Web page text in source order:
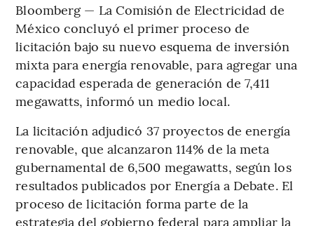
Bloomberg — La Comisión de Electricidad de
México concluyó el primer proceso de
licitación bajo su nuevo esquema de inversión
mixta para energía renovable, para agregar una
capacidad esperada de generación de 7,411
megawatts, informó un medio local.
La licitación adjudicó 37 proyectos de energía
renovable, que alcanzaron 114% de la meta
gubernamental de 6,500 megawatts, según los
resultados publicados por Energía a Debate. El
proceso de licitación forma parte de la
estrategia del gobierno federal para ampliar la